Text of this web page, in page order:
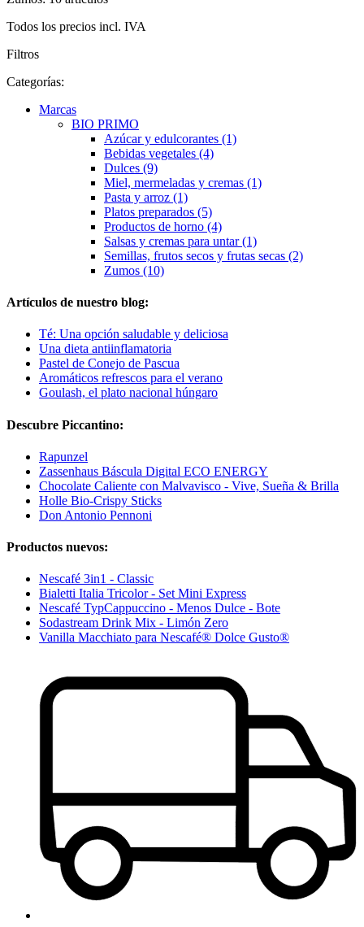
Todos los precios incl. IVA
Filtros
Categorías:
Marcas
BIO PRIMO
Azúcar y edulcorantes (1)
Bebidas vegetales (4)
Dulces (9)
Miel, mermeladas y cremas (1)
Pasta y arroz (1)
Platos preparados (5)
Productos de horno (4)
Salsas y cremas para untar (1)
Semillas, frutos secos y frutas secas (2)
Zumos (10)
Artículos de nuestro blog:
Té: Una opción saludable y deliciosa
Una dieta antiinflamatoria
Pastel de Conejo de Pascua
Aromáticos refrescos para el verano
Goulash, el plato nacional húngaro
Descubre Piccantino:
Rapunzel
Zassenhaus Báscula Digital ECO ENERGY
Chocolate Caliente con Malvavisco - Vive, Sueña & Brilla
Holle Bio-Crispy Sticks
Don Antonio Pennoni
Productos nuevos:
Nescafé 3in1 - Classic
Bialetti Italia Tricolor - Set Mini Express
Nescafé TypCappuccino - Menos Dulce - Bote
Sodastream Drink Mix - Limón Zero
Vanilla Macchiato para Nescafé® Dolce Gusto®